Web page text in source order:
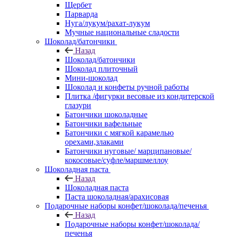
Щербет
Парварда
Нуга/лукум/рахат-лукум
Мучные национальные сладости
Шоколад/батончики
Назад
Шоколад/батончики
Шоколад плиточный
Мини-шоколад
Шоколад и конфеты ручной работы
Плитка /фигурки весовые из кондитерской
глазури
Батончики шоколадные
Батончики вафельные
Батончики с мягкой карамелью
орехами,злаками
Батончики нуговые/ марципановые/
кокосовые/суфле/маршмеллоу
Шоколадная паста
Назад
Шоколадная паста
Паста шоколадная/арахисовая
Подарочные наборы конфет/шоколада/печенья
Назад
Подарочные наборы конфет/шоколада/
печенья